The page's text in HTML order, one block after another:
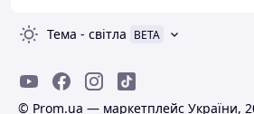
Тема - світла BETA
© Prom.ua — маркетплейс України,